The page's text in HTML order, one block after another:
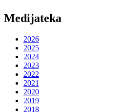
Medijateka
2026
2025
2024
2023
2022
2021
2020
2019
2018